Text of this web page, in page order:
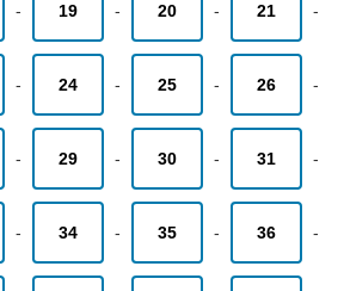
- 19 - 20 - 21 -
- 24 - 25 - 26 -
- 29 - 30 - 31 -
- 34 - 35 - 36 -